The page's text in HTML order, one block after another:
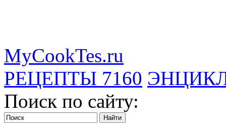
MyCookTes.ru
РЕЦЕПТЫ 7160
Поиск по сайту: